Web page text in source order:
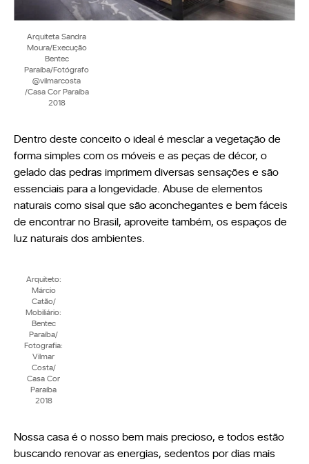
Arquiteta Sandra
Moura/Execução
Bentec
Paraíba/Fotógrafo
@vilmarcosta
/Casa Cor Paraíba
2018
Dentro deste conceito o ideal é mesclar a vegetação de
forma simples com os móveis e as peças de décor, o
gelado das pedras imprimem diversas sensações e são
essenciais para a longevidade. Abuse de elementos
naturais como sisal que são aconchegantes e bem fáceis
de encontrar no Brasil, aproveite também, os espaços de
luz naturais dos ambientes.
Arquiteto:
Márcio
Catão/
Mobiliário:
Bentec
Paraíba/
Fotografia:
Vilmar
Costa/
Casa Cor
Paraíba
2018
Nossa casa é o nosso bem mais precioso, e todos estão
buscando renovar as energias, sedentos por dias mais